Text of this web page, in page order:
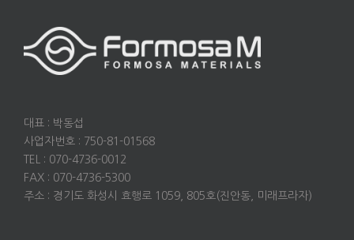
대표 : 박동섭
사업자번호 : 750-81-01568
TEL : 070-4736-0012
FAX : 070-4736-5300
주소 : 경기도 화성시 효행로 1059, 805호(진안동, 미래프라자)